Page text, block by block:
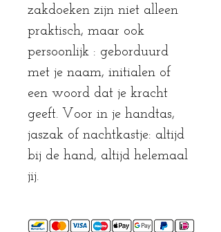
zakdoeken zijn niet alleen
praktisch, maar ook
persoonlijk : geborduurd
met je naam, initialen of
een woord dat je kracht
geeft. Voor in je handtas,
jaszak of nachtkastje: altijd
bij de hand, altijd helemaal
jij.